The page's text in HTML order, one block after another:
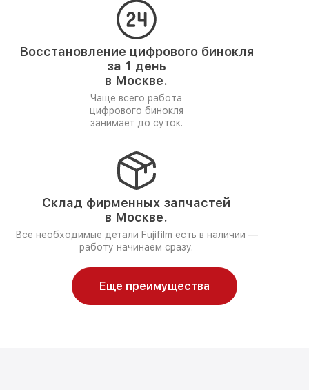
Восстановление цифрового бинокля
за 1 день
в Москве.
Чаще всего работа
цифрового бинокля
занимает до суток.
Склад фирменных запчастей
в Москве.
Все необходимые детали Fujifilm есть в наличии —
работу начинаем сразу.
Еще преимущества